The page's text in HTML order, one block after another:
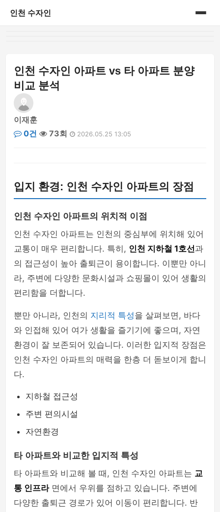
인천 수자인
인천 수자인 아파트 vs 타 아파트 분양
비교 분석
이재훈
0건
73회 2026.05.25 13:05
입지 환경: 인천 수자인 아파트의 장점
인천 수자인 아파트의 위치적 이점
인천 수자인 아파트는 인천의 중심부에 위치해 있어
교통이 매우 편리합니다. 특히, 인천 지하철 1호선과
의 접근성이 높아 출퇴근이 용이합니다. 이뿐만 아니
라, 주변에 다양한 문화시설과 쇼핑몰이 있어 생활의
편리함을 더합니다.
뿐만 아니라, 인천의 지리적 특성을 살펴보면, 바다
와 인접해 있어 여가 생활을 즐기기에 좋으며, 자연
환경이 잘 보존되어 있습니다. 이러한 입지적 장점은
인천 수자인 아파트의 매력을 한층 더 돋보이게 합니
다.
지하철 접근성
주변 편의시설
자연환경
타 아파트와 비교한 입지적 특성
타 아파트와 비교해 볼 때, 인천 수자인 아파트는 교
통 인프라면에서 우위를 점하고 있습니다. 주변에
다양한 출퇴근 경로가 있어 이동이 편리합니다. 반